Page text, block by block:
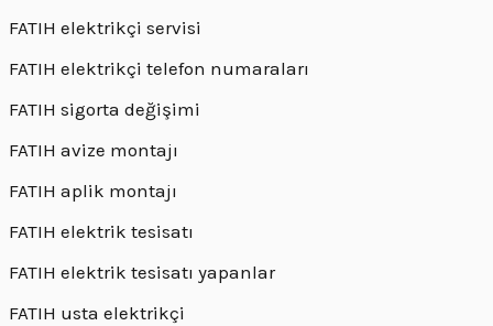
FATIH elektrikçi servisi
FATIH elektrikçi telefon numaraları
FATIH sigorta değişimi
FATIH avize montajı
FATIH aplik montajı
FATIH elektrik tesisatı
FATIH elektrik tesisatı yapanlar
FATIH usta elektrikçi